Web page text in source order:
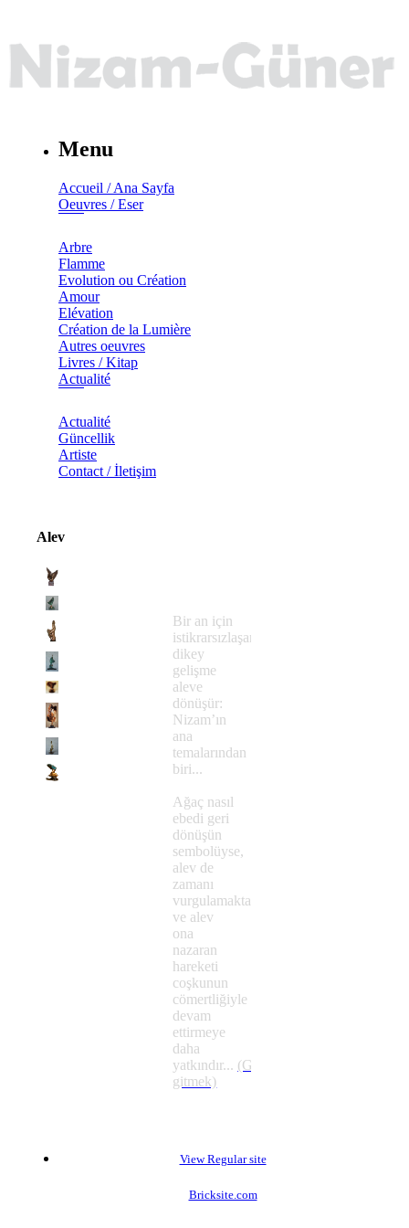
Menu
Accueil / Ana Sayfa
Oeuvres / Eser
Arbre
Flamme
Evolution ou Création
Amour
Elévation
Création de la Lumière
Autres oeuvres
Livres / Kitap
Actualité
Actualité
Güncellik
Artiste
Contact / İletişim
Alev
Bir an için
istikrarsızlaşan
dikey
gelişme
aleve
dönüşür:
Nizam’ın
ana
temalarından
biri...
Ağaç nasıl
ebedi geri
dönüşün
sembolüyse,
alev de
zamanı
vurgulamaktadır
ve alev
ona
nazaran
hareketi
coşkunun
cömertliğiyle
devam
ettirmeye
daha
yatkındır... (Geri
gitmek)
View Regular site
Bricksite.com